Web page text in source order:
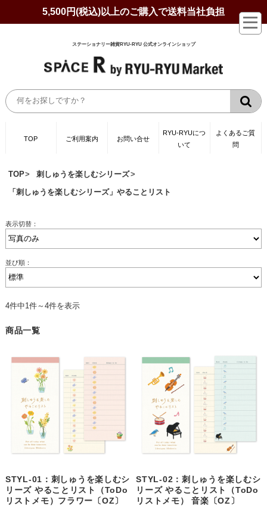
5,500円(税込)以上のご購入で送料当社負担
ステーショナリー雑貨RYU-RYU 公式オンラインショップ
TOP ご利用案内 お問い合せ
RYU-RYUにつ
いて
よくあるご質
問
TOP
刺しゅうを楽しむシリーズ
「刺しゅうを楽しむシリーズ」やることリスト
表示切替：
並び順：
4件中1件～4件を表示
商品一覧
STYL-01：刺しゅうを楽しむシ
リーズ やることリスト（ToDo
リストメモ）フラワー〔OZ〕
STYL-02：刺しゅうを楽しむシ
リーズ やることリスト（ToDo
リストメモ） 音楽〔OZ〕